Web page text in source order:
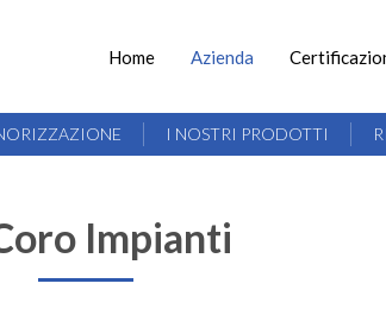
Home Azienda
I NOSTRI PRODOTTI
Impianti